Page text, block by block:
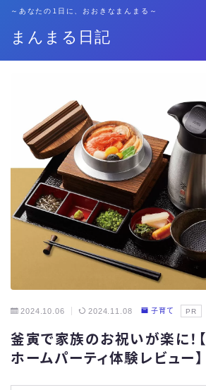
まんまる日記
～あなたの1日に、おおきなまんまる～
暮らし
資格勉強
キャリア
子育て
おでかけ
お役立ち情報
2024.10.06 2024.11.08 子育て PR
釜寅で家族のお祝いが楽に！
ホームパーティ体験レビュー】